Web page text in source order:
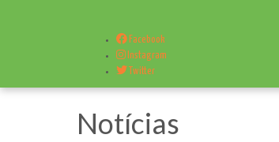
Facebook
Instagram
Twitter
Notícias